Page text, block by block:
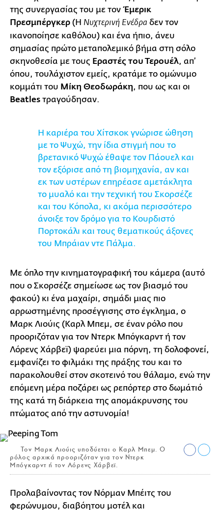
της συνεργασίας του με τον Έμερικ
Πρεσμπέργκερ (Η Νυχτερινή Ενέδρα δεν τον
ικανοποίησε καθόλου) και ένα ήπιο, άνευ
σημασίας πρώτο μεταπολεμικό βήμα στη σόλο
σκηνοθεσία με τους Εραστές του Τερουέλ, απ’
όπου, τουλάχιστον εμείς, κρατάμε το ομώνυμο
κομμάτι του Μίκη Θεοδωράκη, που ως και οι
Beatles τραγούδησαν.
Η καριέρα του Χίτσκοκ γνώρισε ώθηση
με το Ψυχώ, την ίδια στιγμή που το
βρετανικό Ψυχώ έθαψε τον Πάουελ και
τον εξόρισε από τη βιομηχανία, αν και
εκ των υστέρων επηρέασε αμετάκλητα
το μυαλό και την τεχνική του Σκορσέζε
και του Κόπολα, κι ακόμα περισσότερο
άνοιξε τον δρόμο για το Κουρδιστό
Πορτοκάλι και τους θεματικούς άξονες
του Μπράιαν ντε Πάλμα.
Με όπλο την κινηματογραφική του κάμερα (αυτό
που ο Σκορσέζε σημείωσε ως τον βιασμό του
φακού) κι ένα μαχαίρι, σημάδι μιας πιο
αρρωστημένης προσέγγισης στο έγκλημα, ο
Μαρκ Λιούις (Καρλ Μπεμ, σε έναν ρόλο που
προοριζόταν για τον Ντερκ Μπόγκαρντ ή τον
Λόρενς Χάρβεϊ) ψαρεύει μια πόρνη, τη δολοφονεί,
εμφανίζει το φιλμάκι της πράξης του και το
παρακολουθεί στον σκοτεινό του θάλαμο, ενώ την
επόμενη μέρα ποζάρει ως ρεπόρτερ στο δωμάτιό
της κατά τη διάρκεια της απομάκρυνσης του
πτώματος από την αστυνομία!
Τον Μαρκ Λιούις υποδύεται ο Καρλ Μπεμ. Ο
ρόλος αρχικά προοριζόταν για τον Ντερκ
Μπόγκαρντ ή τον Λόρενς Χάρβεϊ.
Προλαβαίνοντας τον Νόρμαν Μπέιτς του
φερώνυμου, διαβόητου μοτέλ και